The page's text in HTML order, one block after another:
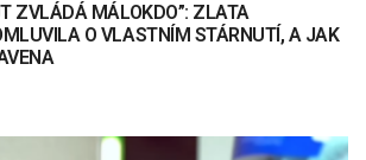
ZVLÁDÁ MÁLOKDO”: ZLATA
O VLASTNÍM STÁRNUTÍ, A JAK